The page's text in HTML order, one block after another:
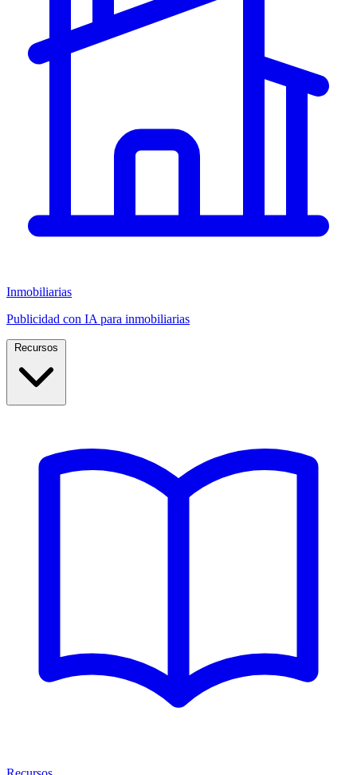
Inmobiliarias
Publicidad con IA para inmobiliarias